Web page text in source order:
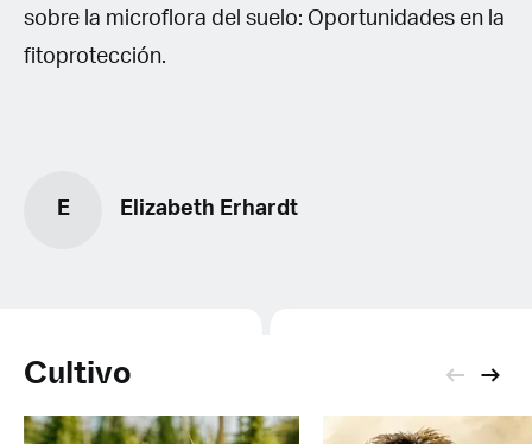
sobre la microflora del suelo: Oportunidades en la
fitoprotección.
E Elizabeth Erhardt
Cultivo